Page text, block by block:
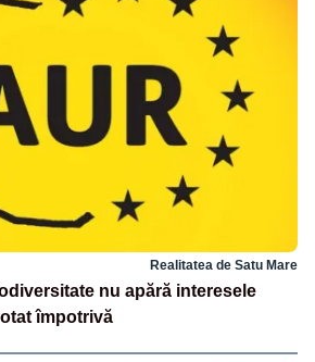
Realitatea de Satu Mare
nu apără interesele
împotrivă